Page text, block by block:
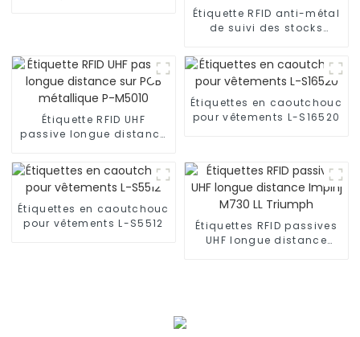
Étiquette RFID anti-métal
de suivi des stocks
Ironlabel-P6535
Étiquette RFID UHF
passive longue distance
Étiquettes en caoutchouc
pour vêtements L-S16520
Étiquettes en caoutchouc
pour vêtements L-S5512
Étiquettes RFID passives
UHF longue distance